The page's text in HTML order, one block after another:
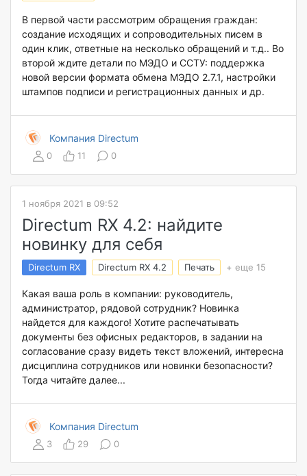
В первой части рассмотрим обращения граждан:
создание исходящих и сопроводительных писем в
один клик, ответные на несколько обращений и т.д.. Во
второй ждите детали по МЭДО и ССТУ: поддержка
новой версии формата обмена МЭДО 2.7.1, настройки
штампов подписи и регистрационных данных и др.
Компания Directum
0 11 0
1 ноября 2021 в 09:52
Directum RX 4.2: найдите
новинку для себя
Directum RX Directum RX 4.2 Печать + еще 15
Какая ваша роль в компании: руководитель,
администратор, рядовой сотрудник? Новинка
найдется для каждого! Хотите распечатывать
документы без офисных редакторов, в задании на
согласование сразу видеть текст вложений, интересна
дисциплина сотрудников или новинки безопасности?
Тогда читайте далее...
Компания Directum
3 29 0